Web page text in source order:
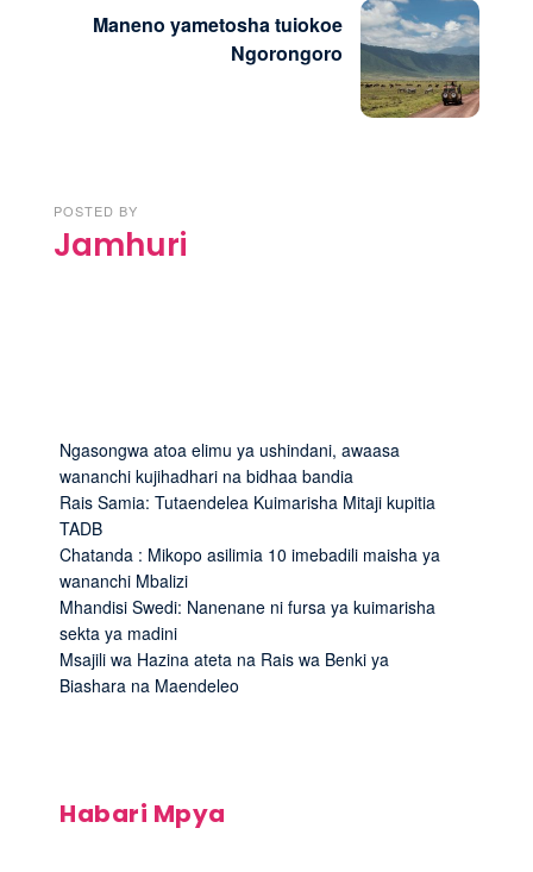
Maneno yametosha tuiokoe
Ngorongoro
POSTED BY
Jamhuri
Ngasongwa atoa elimu ya ushindani, awaasa
wananchi kujihadhari na bidhaa bandia
Rais Samia: Tutaendelea Kuimarisha Mitaji kupitia
TADB
Chatanda : Mikopo asilimia 10 imebadili maisha ya
wananchi Mbalizi
Mhandisi Swedi: Nanenane ni fursa ya kuimarisha
sekta ya madini
Msajili wa Hazina ateta na Rais wa Benki ya
Biashara na Maendeleo
Habari Mpya